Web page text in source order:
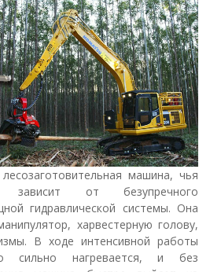
машина, чья
зависит от безупречного
гидравлической системы. Она
харвестерную голову,
В ходе интенсивной работы
сильно нагревается, и без